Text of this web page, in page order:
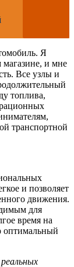
Я
магазине, и мне
Все узлы и
топлива,
транспортной
и позволяет
движения.
для
время на
оптимальный